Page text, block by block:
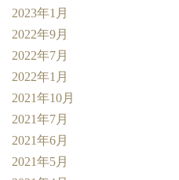
2023年1月
2022年9月
2022年7月
2022年1月
2021年10月
2021年7月
2021年6月
2021年5月